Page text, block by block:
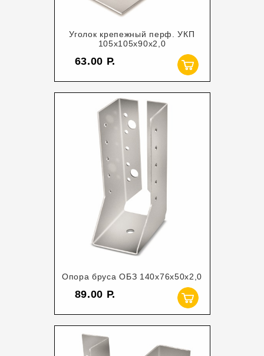
Уголок крепежный перф. УКП
105х105х90х2,0
63.00
Опора бруса ОБЗ 140х76х50х2,0
89.00